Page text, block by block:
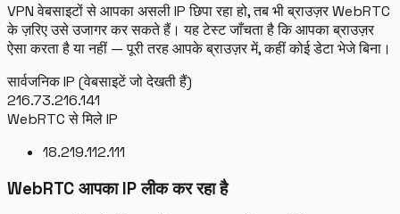
VPN वेबसाइटों से आपका असली IP छिपा रहा हो, तब भी ब्राउज़र WebRTC
के ज़रिए उसे उजागर कर सकते हैं। यह टेस्ट जाँचता है कि आपका ब्राउज़र
ऐसा करता है या नहीं — पूरी तरह आपके ब्राउज़र में, कहीं कोई डेटा भेजे बिना।
सार्वजनिक IP (वेबसाइटें जो देखती हैं)
216.73.216.141
WebRTC से मिले IP
18.219.112.111
WebRTC आपका IP लीक कर रहा है